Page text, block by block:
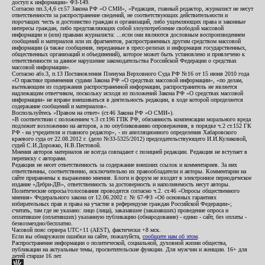
доступ к информации» ФЗ-149.
Согласно пп.3,4,6 ст.57 Закона РФ «О СМИ», «Редакция, главный редактор, журналист не несут
ответственности за распространение сведений, не соответствующих действительности и
порочащих честь и достоинство граждан и организаций, либо ущемляющих права и законные
интересы граждан, либо представляющих собой злоупотребление свободой массовой
информации и (или) правами журналиста: ...если они являются дословным воспроизведением
сообщений и материалов или их фрагментов, распространенных другим средством массовой
информации (а также сообщения, переданные в пресс-релизах и информация государственных,
общественных организаций и объединений), которое может быть установлено и привлечено к
ответственности за данное нарушение законодательства Российской Федерации о средствах
массовой информации».
Согласно абз.3, п.13 Постановления Пленума Верховного Суда РФ №16 от 15 июня 2010 года
«О практике применения судами Закона РФ «О средствах массовой информации», «по делам,
вытекающим из содержания распространенной информации, распространитель не является
надлежащим ответчиком, поскольку исходя из положений Закона РФ «О средствах массовой
информации» не вправе вмешиваться в деятельность редакции, в ходе которой определяется
содержание сообщений и материалов».
Воспользуйтесь «Правом на ответ» (ст.46 Закона РФ «О СМИ»).
«В соответствии с положением ч.3 ст.196 ГПК РФ, обязанность компенсации морального вреда
подлежит возложению на авторов, а по опубликованию опровержения, в порядке ч.2 ст.152 ГК
РФ - на учредителя и главного редактор», - из апелляционного определения Хабаровского
краевого суда от 22.08.2012 г. (дело №33-5325/2012) председательствующего И.И.Куликовой,
судей С.И.Дорожко, Н.В.Пестовой.
Мнения авторов материалов не всегда совпадают с позицией редакции. Редакция не вступает в
переписку с авторами.
Редакция не несет ответственность за содержание внешних ссылок и комментариев. За них
ответственны, соответственно, исключительно их правообладатели и авторы. Комментарии на
сайте приравнены к выражению мнения. Блоги и форум не входят в электронное периодическое
издание «Дебри-ДВ», ответственность за достоверность и наполняемость несут авторы.
Политические опросы/голосования проводятся согласно ч.2. ст.46 «Опросы общественного
мнения» Федерального закона от 12.06.2002 г. № 67-ФЗ «Об основных гарантиях
избирательных прав и права на участие в референдуме граждан Российской Федерации»;
считать, там где не указано: лицо (лица), заказавшее (заказавших) проведение опроса и
оплатившее (оплативших) указанную публикацию (обнародование) - едино - сайт, без оплаты -
безвозмездно/бесплатно.
Часовой пояс сервера UTC+11 (AEST), фактически +8 мск.
Если вы обнаружили ошибки на сайте, пожалуйста, сообщите нам об этом
Распространение информации о политической, социальной, духовной жизни общества,
публикации на актуальные темы, просветительские функции. Для мужчин и женщин. 16+ для
детей старше 16 лет.